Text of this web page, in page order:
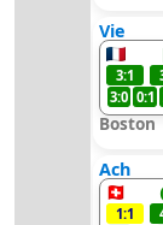
Vie
3:1
3:0 0:1
Boston
Ach
1:1